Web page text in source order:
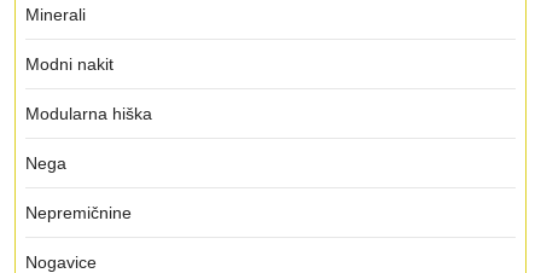
Minerali
Modni nakit
Modularna hiška
Nega
Nepremičnine
Nogavice